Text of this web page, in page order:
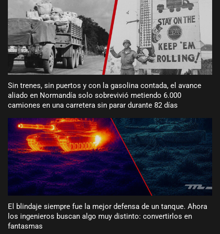
Sin trenes, sin puertos y con la gasolina contada, el avance
aliado en Normandía solo sobrevivió metiendo 6.000
camiones en una carretera sin parar durante 82 días
El blindaje siempre fue la mejor defensa de un tanque. Ahora
los ingenieros buscan algo muy distinto: convertirlos en
fantasmas